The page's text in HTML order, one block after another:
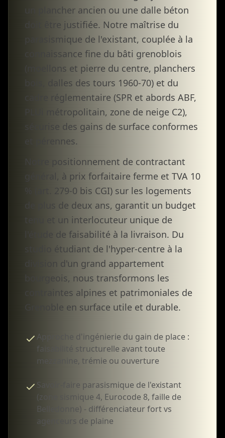
un plancher ancien ou une dalle béton
doit être justifiée. Notre maîtrise du
parasismique de l'existant, couplée à la
connaissance fine du bâti grenoblois
(moellons et pierre du centre, planchers
bois, dalles des tours 1960-70) et du
cadre réglementaire (SPR et abords ABF,
PLUi métropolitain, zone de neige C2),
sécurise des gains de surface conformes
et pérennes.
Notre positionnement de contractant
général, à prix forfaitaire ferme et TVA 10
% (art. 279-0 bis CGI) sur les logements
de plus de deux ans, garantit un budget
tenu et un interlocuteur unique de
l'étude de faisabilité à la livraison. Du
studio étudiant de l'hyper-centre à la
division d'un grand appartement
bourgeois, nous transformons les
contraintes alpines et patrimoniales de
Grenoble en surface utile et durable.
Approche d'ingénierie du gain de place :
faisabilité structurelle avant toute
mezzanine, trémie ou ouverture
Savoir-faire parasismique de l'existant
(zone sismique 4, Eurocode 8, faille de
Belledonne) - différenciateur fort vs
agenceurs de plaine